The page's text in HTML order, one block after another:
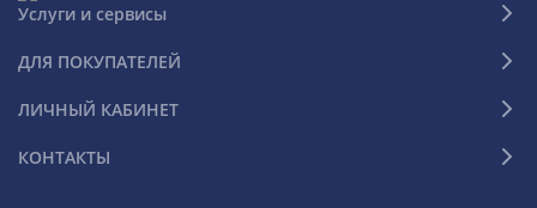
Услуги и сервисы
ДЛЯ ПОКУПАТЕЛЕЙ
ЛИЧНЫЙ КАБИНЕТ
КОНТАКТЫ